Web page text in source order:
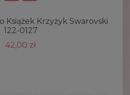
Książek Krzyżyk Swarovski
122-0127
42,00 zł